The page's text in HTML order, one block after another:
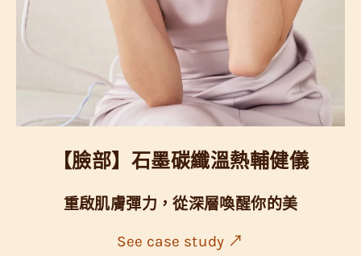
【臉部】石墨碳纖溫熱輔健儀
重啟肌膚彈力，從深層喚醒你的美
See case study ↗